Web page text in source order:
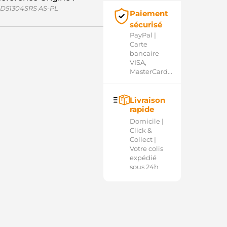
AS-PL
Paiement
sécurisé
PayPal |
Carte
bancaire
VISA,
MasterCard...
Livraison
rapide
Domicile |
Click &
Collect |
Votre colis
expédié
sous 24h